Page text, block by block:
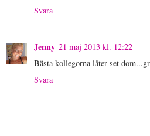
Svara
Jenny 21 maj 2013 kl. 12:22
Bästa kollegorna låter set
Svara